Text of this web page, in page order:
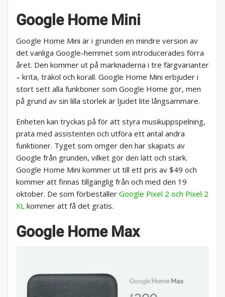
Google Home Mini
Google Home Mini är i grunden en mindre version av
det vanliga Google-hemmet som introducerades förra
året. Den kommer ut på marknaderna i tre färgvarianter
– krita, träkol och korall. Google Home Mini erbjuder i
stort sett alla funktioner som Google Home gör, men
på grund av sin lilla storlek är ljudet lite långsammare.
Enheten kan tryckas på för att styra musikuppspelning,
prata med assistenten och utföra ett antal andra
funktioner. Tyget som omger den har skapats av
Google från grunden, vilket gör den lätt och stark.
Google Home Mini kommer ut till ett pris av $49 och
kommer att finnas tillgänglig från och med den 19
oktober. De som förbeställer Google Pixel 2 och Pixel 2
XL kommer att få det gratis.
Google Home Max